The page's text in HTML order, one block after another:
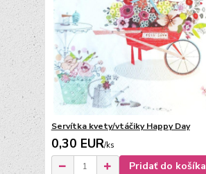
Servítka kvety/vtáčiky Happy Day
0,30 EUR/ks
Pridať do košíka